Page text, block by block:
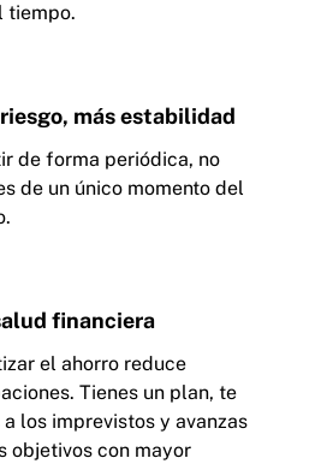
tiempo.
más estabilidad
de forma periódica, no
de un único momento del
financiera
el ahorro reduce
Tienes un plan, te
los imprevistos y avanzas
objetivos con mayor